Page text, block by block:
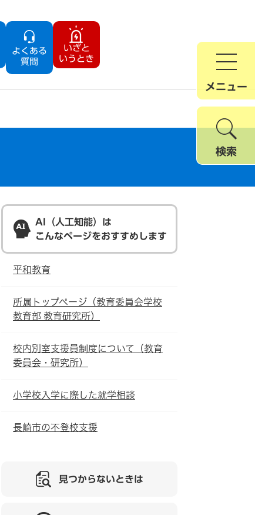
よくある
質問
いざと
いうとき
メニュー
検索
AI（人工知能）は
こんなページをおすすめします
平和教育
所属トップページ（教育委員会学校
教育部 教育研究所）
校内別室支援員制度について（教育
委員会・研究所）
小学校入学に際した就学相談
長崎市の不登校支援
見つからないときは